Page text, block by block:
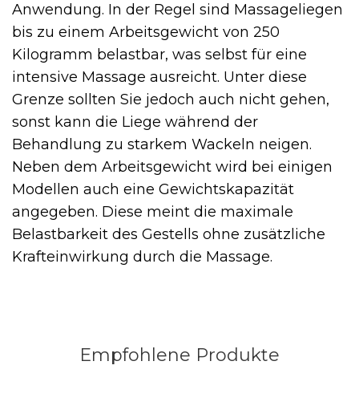
Anwendung. In der Regel sind Massageliegen
bis zu einem Arbeitsgewicht von 250
Kilogramm belastbar, was selbst für eine
intensive Massage ausreicht. Unter diese
Grenze sollten Sie jedoch auch nicht gehen,
sonst kann die Liege während der
Behandlung zu starkem Wackeln neigen.
Neben dem Arbeitsgewicht wird bei einigen
Modellen auch eine Gewichtskapazität
angegeben. Diese meint die maximale
Belastbarkeit des Gestells ohne zusätzliche
Krafteinwirkung durch die Massage.
Empfohlene Produkte